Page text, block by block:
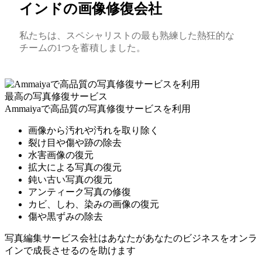
インドの画像修復会社
私たちは、スペシャリストの最も熟練した熱狂的な
チームの1つを蓄積しました。
最高の写真修復サービス
Ammaiyaで高品質の写真修復サービスを利用
画像から汚れや汚れを取り除く
裂け目や傷や跡の除去
水害画像の復元
拡大による写真の復元
鈍い古い写真の復元
アンティーク写真の修復
カビ、しわ、染みの画像の復元
傷や黒ずみの除去
写真編集サービス会社はあなたがあなたのビジネスをオンラ
インで成長させるのを助けます